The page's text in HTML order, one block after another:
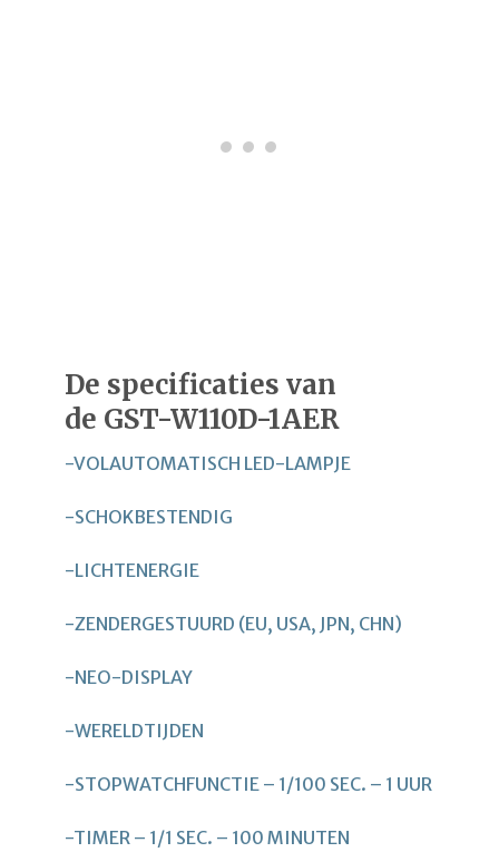
De specificaties van
de GST-W110D-1AER
-VOLAUTOMATISCH LED-LAMPJE
-SCHOKBESTENDIG
-LICHTENERGIE
-ZENDERGESTUURD (EU, USA, JPN, CHN)
-NEO-DISPLAY
-WERELDTIJDEN
-STOPWATCHFUNCTIE – 1/100 SEC. – 1 UUR
-TIMER – 1/1 SEC. – 100 MINUTEN